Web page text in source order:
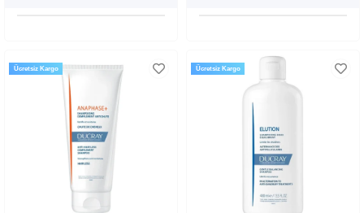
Ücretsiz Kargo Ücretsiz Kargo